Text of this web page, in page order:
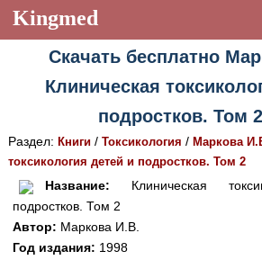
Kingmed
Учебный материал
Видеогалерея 899
Истории болезней 1268
Лекции и презентации
Аккредитационные тесты
Восстановить пароль
Регистрация
Скачать бесплатно
Клиническая
подростков. Том
Раздел: Книги/ Токсикология / Маркова
токсикология детей и подростков. Том 2
Название: Клиническая
подростков. Том 2
Автор: Маркова И.В.
Год издания: 1998